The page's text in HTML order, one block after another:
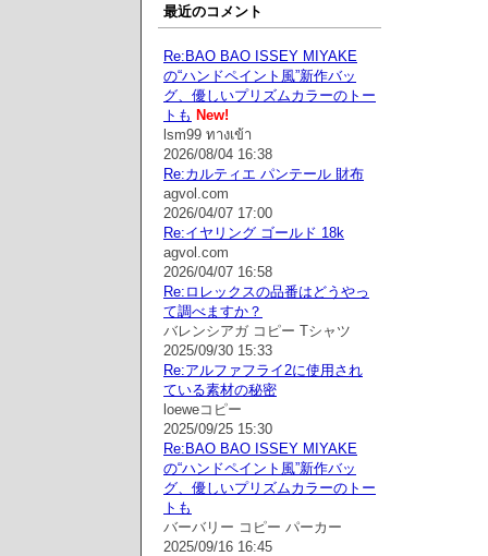
最近のコメント
Re:BAO BAO ISSEY MIYAKE
の“ハンドペイント風”新作バッ
グ、優しいプリズムカラーのトー
トも New!
lsm99 ทางเข้า
2026/08/04 16:38
Re:カルティエ パンテール 財布
agvol.com
2026/04/07 17:00
Re:イヤリング ゴールド 18k
agvol.com
2026/04/07 16:58
Re:ロレックスの品番はどうやっ
て調べますか？
バレンシアガ コピー Tシャツ
2025/09/30 15:33
Re:アルファフライ2に使用され
ている素材の秘密
loeweコピー
2025/09/25 15:30
Re:BAO BAO ISSEY MIYAKE
の“ハンドペイント風”新作バッ
グ、優しいプリズムカラーのトー
トも
バーバリー コピー パーカー
2025/09/16 16:45